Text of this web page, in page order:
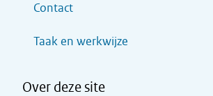
Contact
Taak en werkwijze
Over deze site